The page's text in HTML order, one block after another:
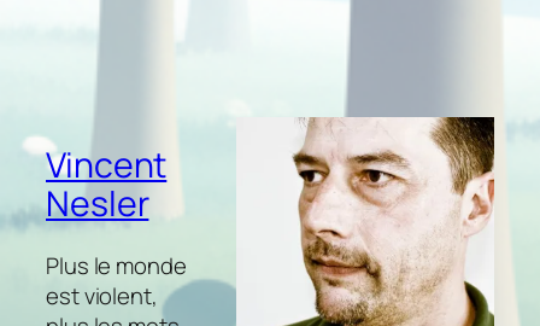
Vincent
Nesler
Plus le monde
est violent,